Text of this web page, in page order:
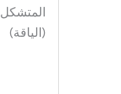
المتشكل
(الياقة)